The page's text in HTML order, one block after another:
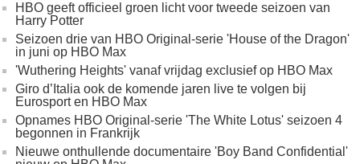
HBO geeft officieel groen licht voor tweede seizoen van
Harry Potter
Seizoen drie van HBO Original-serie 'House of the Dragon'
in juni op HBO Max
'Wuthering Heights' vanaf vrijdag exclusief op HBO Max
Giro d’Italia ook de komende jaren live te volgen bij
Eurosport en HBO Max
Opnames HBO Original-serie 'The White Lotus' seizoen 4
begonnen in Frankrijk
Nieuwe onthullende documentaire 'Boy Band Confidential'